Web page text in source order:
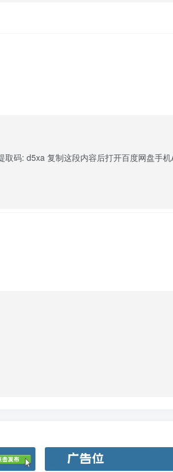
码: d5xa 复制这段内容后打开百度网盘手